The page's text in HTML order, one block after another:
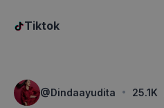
Tiktok
@ Dindaayudita · 25.1K